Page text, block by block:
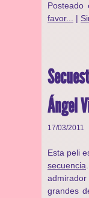
favor...
|
Ángel
17/03/2011
Esta peli
secuencia
grandes